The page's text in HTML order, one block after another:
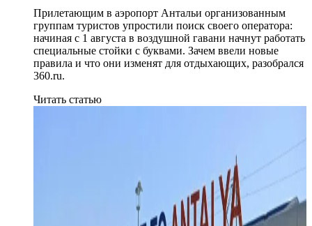
Прилетающим в аэропорт Антальи организованным
группам туристов упростили поиск своего оператора:
начиная с 1 августа в воздушной гавани начнут работать
специальные стойки с буквами. Зачем ввели новые
правила и что они изменят для отдыхающих, разобрался
360.ru.
Читать статью